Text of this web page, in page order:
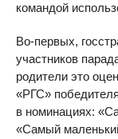
командой
Во-первых,
участников
родители это
«РГС»
в номинациях:
«Самый